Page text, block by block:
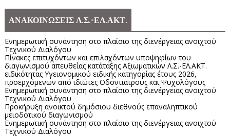
ΑΝΑΚΟΙΝΩΣΕΙΣ Λ.Σ.-ΕΛ.ΑΚΤ.
Ενημερωτική συνάντηση στο πλαίσιο της διενέργειας ανοιχτού
Τεχνικού Διαλόγου
Πίνακες επιτυχόντων και επιλαχόντων υποψηφίων του
διαγωνισμού απευθείας κατάταξης Αξιωματικών Λ.Σ.-ΕΛ.ΑΚΤ.
ειδικότητας Υγειονομικού ειδικής κατηγορίας έτους 2026,
προερχόμενων από ιδιώτες Οδοντιάτρους και Ψυχολόγους
Ενημερωτική συνάντηση στο πλαίσιο της διενέργειας ανοιχτού
Τεχνικού Διαλόγου
Προκήρυξη ανοικτού δημόσιου διεθνούς επαναληπτικού
μειοδοτικού διαγωνισμού
Ενημερωτική συνάντηση στο πλαίσιο της διενέργειας ανοιχτού
Τεχνικού Διαλόγου